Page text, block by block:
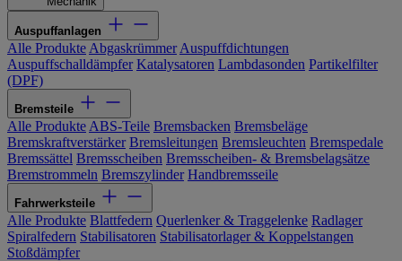
Auspuffanlagen
Alle Produkte Abgaskrümmer Auspuffdichtungen
Auspuffschalldämpfer Katalysatoren Lambdasonden Partikelfilter
(DPF)
Bremsteile
Alle Produkte ABS-Teile Bremsbacken Bremsbeläge
Bremskraftverstärker Bremsleitungen Bremsleuchten Bremspedale
Bremssättel Bremsscheiben Bremsscheiben- & Bremsbelagsätze
Bremstrommeln Bremszylinder Handbremsseile
Fahrwerksteile
Alle Produkte Blattfedern Querlenker & Traggelenke Radlager
Spiralfedern Stabilisatoren Stabilisatorlager & Koppelstangen
Stoßdämpfer